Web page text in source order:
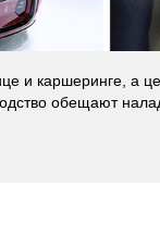
и каршеринге, а
обещают